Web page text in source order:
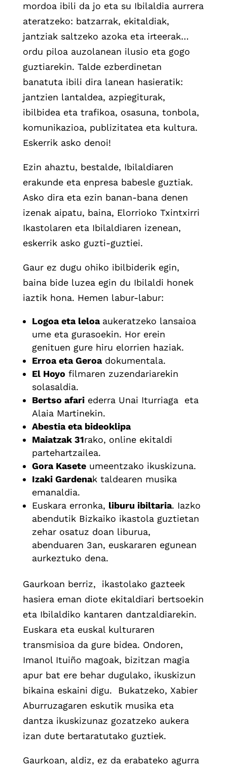
mordoa ibili da jo eta su Ibilaldia aurrera
ateratzeko: batzarrak, ekitaldiak,
jantziak saltzeko azoka eta irteerak…
ordu piloa auzolanean ilusio eta gogo
guztiarekin. Talde ezberdinetan
banatuta ibili dira lanean hasieratik:
jantzien lantaldea, azpiegiturak,
ibilbidea eta trafikoa, osasuna, tonbola,
komunikazioa, publizitatea eta kultura.
Eskerrik asko denoi!
Ezin ahaztu, bestalde, Ibilaldiaren
erakunde eta enpresa babesle guztiak.
Asko dira eta ezin banan-bana denen
izenak aipatu, baina, Elorrioko Txintxirri
Ikastolaren eta Ibilaldiaren izenean,
eskerrik asko guzti-guztiei.
Gaur ez dugu ohiko ibilbiderik egin,
baina bide luzea egin du Ibilaldi honek
iaztik hona. Hemen labur-labur:
Logoa eta leloa aukeratzeko lansaioa
ume eta gurasoekin. Hor erein
genituen gure hiru elorrien haziak.
Erroa eta Geroadokumentala.
El Hoyofilmaren zuzendariarekin
solasaldia.
Bertso afariederra Unai Iturriaga eta
Alaia Martinekin.
Abestia eta bideoklipa
Maiatzak 31rako, online ekitaldi
partehartzailea.
Gora Kaseteumeentzako ikuskizuna.
Izaki Gardenak taldearen musika
emanaldia.
Euskara erronka, liburu ibiltaria. Iazko
abendutik Bizkaiko ikastola guztietan
zehar osatuz doan liburua,
abenduaren 3an, euskararen egunean
aurkeztuko dena.
Gaurkoan berriz, ikastolako gazteek
hasiera eman diote ekitaldiari bertsoekin
eta Ibilaldiko kantaren dantzaldiarekin.
Euskara eta euskal kulturaren
transmisioa da gure bidea. Ondoren,
Imanol Ituiño magoak, bizitzan magia
apur bat ere behar dugulako, ikuskizun
bikaina eskaini digu. Bukatzeko, Xabier
Aburruzagaren eskutik musika eta
dantza ikuskizunaz gozatzeko aukera
izan dute bertaratutako guztiek.
Gaurkoan, aldiz, ez da erabateko agurra